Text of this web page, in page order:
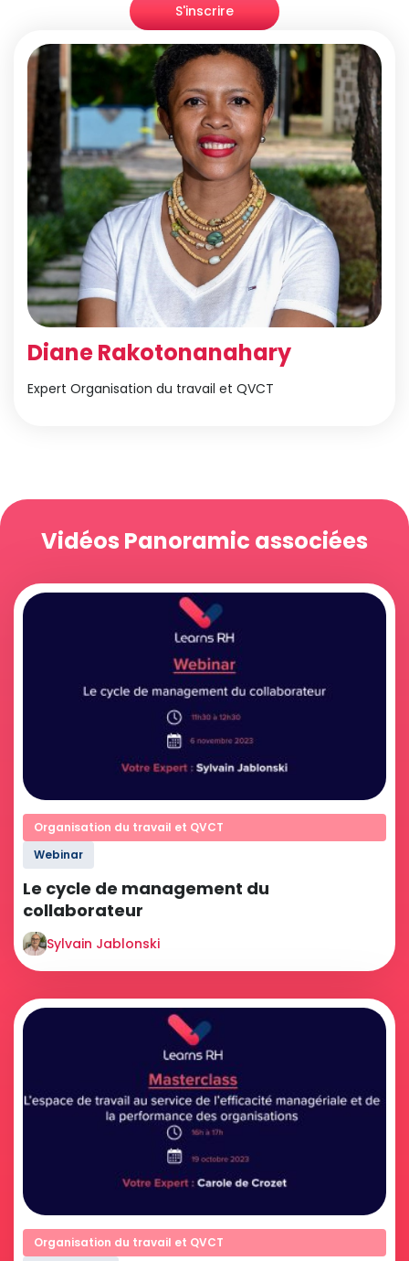
S'inscrire
Diane Rakotonanahary
Expert Organisation du travail et QVCT
Vidéos Panoramic associées
Organisation du travail et QVCT
Webinar
Le cycle de management du
collaborateur
Sylvain Jablonski
Organisation du travail et QVCT